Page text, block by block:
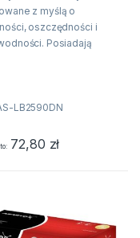
z myślą o
oszczędności i
Posiadają
drukarki. Oznacza
na...
LB2590DN
72,80 zł